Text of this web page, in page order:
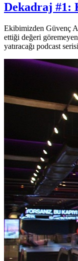
Dekadraj #1:
Ekibimizden Güvenç
ettiği değeri
yatıracağı podcast